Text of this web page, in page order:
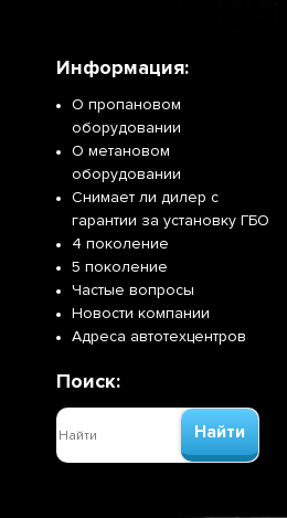
Информация:
О пропановом
оборудовании
О метановом
оборудовании
Снимает ли дилер с
гарантии за установку ГБО
4 поколение
5 поколение
Частые вопросы
Новости компании
Адреса автотехцентров
Поиск:
Найти